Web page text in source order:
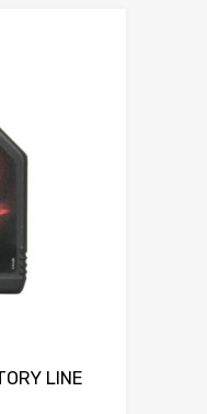
LINE